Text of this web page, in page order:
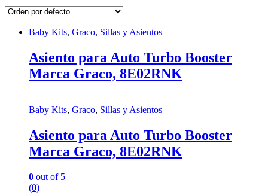
Baby Kits, Graco, Sillas y Asientos
Asiento para Auto Turbo Booster
Marca Graco, 8E02RNK
Baby Kits, Graco, Sillas y Asientos
Asiento para Auto Turbo Booster
Marca Graco, 8E02RNK
0 out of 5
(0)